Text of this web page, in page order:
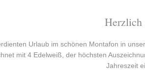
Urlaub im schönen Montafon in
mit 4 Edelweiß, der höchsten
Jahreszeit